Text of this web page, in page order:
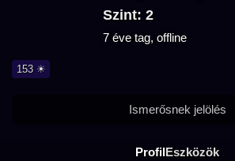
Szint: 2
7 éve tag, offline
153 ☀
ProfilEszközök
Ismerősnek jelölés